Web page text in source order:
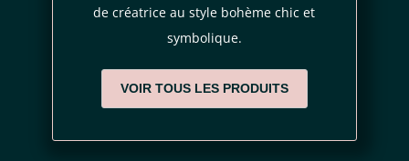
Avec Amaïra, Pince Oreilles signe une création lumineuse,
pièce unique, porteuse de symboles et d’élégance, à
porter comme un talisman.
de créatrice au style bohème chic et
symbolique.
VOIR TOUS LES PRODUITS